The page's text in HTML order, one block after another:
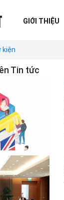
GIỚI THIỆU
kiện
Tin tức